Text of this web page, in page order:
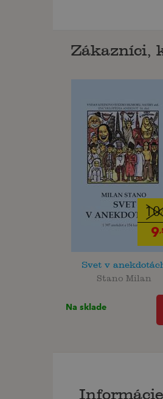
Zákazníci,
10
9
Svet v
Stano Milan
Na sklade